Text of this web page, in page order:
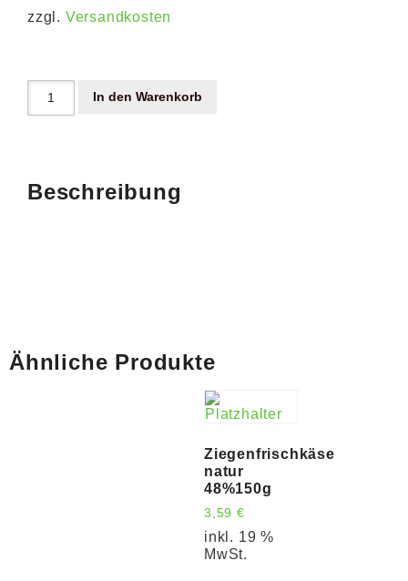
zzgl. Versandkosten
In den Warenkorb
Beschreibung
Ähnliche Produkte
Ziegenfrischkäse
natur
48%150g
3,59 €
inkl. 19 %
MwSt.